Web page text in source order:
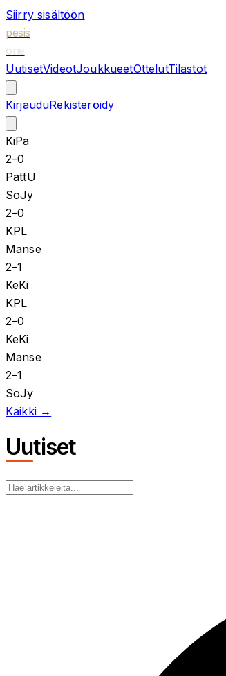
Siirry sisältöön
pesis
one
UutisetVideotJoukkueetOttelutTilastot
KirjauduRekisteröidy
KiPa
2–0
PattU
SoJy
2–0
KPL
Manse
2–1
KeKi
KPL
2–0
KeKi
Manse
2–1
SoJy
Kaikki →
Uutiset